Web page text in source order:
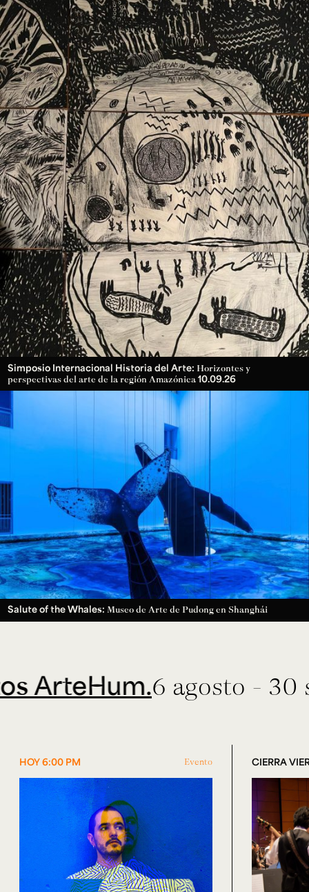
Configuración de cookies
Universidad de los Andes | Vigilada Mineducación.
Reconocimiento como universidad: Decreto 1297 del 30
de mayo de 1964. Reconocimiento de personería jurídica:
Resolución 28 del 23 de febrero de 1949, Minjusticia.
Acreditación institucional de alta calidad, 10 años:
Resolución 000194 del 16 de enero del 2025.
Ext. 2626
Posgrados
Ext. 4925
Educación
Continua
Ext. 4795
Simposio Internacional Historia del Arte: Horizontes y
perspectivas del arte de la región Amazónica 10.09.26
Salute of the Whales: Museo de Arte de Pudong en Shanghái
6 agosto - 30
HOY 6:00 PM Evento CIERRA